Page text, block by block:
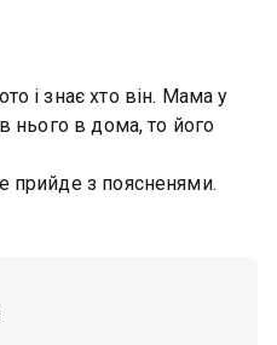
і знає хто він. Мама у
нього в дома, то його
прийде з поясненями.